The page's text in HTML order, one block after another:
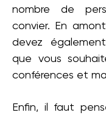
nombre de
convier. En
devez
que vous
conférences et
Enfin, il faut